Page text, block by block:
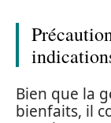
Bien que la
bienfaits, il